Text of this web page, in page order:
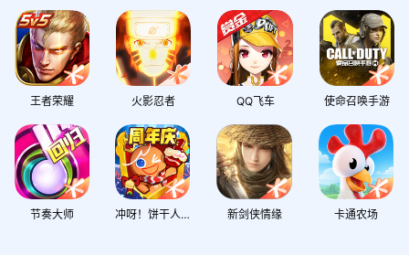
王者荣耀 火影忍者 QQ飞车 使命召唤手游
节奏大师 冲呀！饼干人：王国 新剑侠情缘 卡通农场